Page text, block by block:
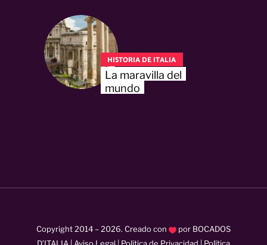
HISTORIA DE ITALIA
La maravilla del
mundo
Copyright 2014 –2026. Creado con por BOCADOS